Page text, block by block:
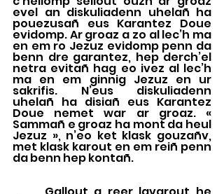
evel an diskuliadenn uhelañ ha
pouezusañ eus Karantez Doue
evidomp. Ar groaz a zo al lec’h ma
en em ro Jezuz evidomp penn da
benn dre garantez, hep derch’el
netra evitañ hag eo ivez al lec’h
ma en em ginnig Jezuz en ur
sakrifis. N’eus diskuliadenn
uhelañ ha disiañ eus Karantez
Doue nemet war ar groaz. «
Sammañ e groaz ha mont da heul
Jezuz », n’eo ket klask gouzañv,
met klask karout en em reiñ penn
da benn hep kontañ.